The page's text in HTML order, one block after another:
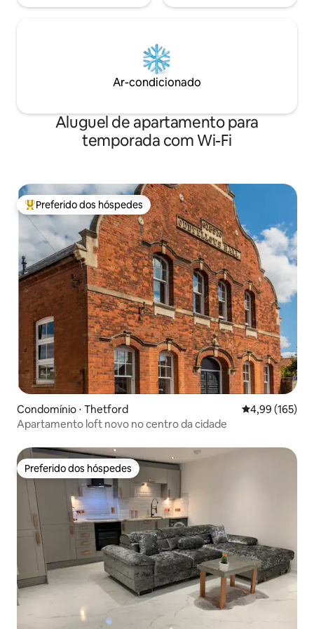
Ar-condicionado
Aluguel de apartamento para
temporada com Wi-Fi
Entre os melhores preferidos dos hóspedes
Preferido dos hóspedes
Condomínio ⋅ Thetford 4,99 de uma
4,99 (165)
Apartamento loft novo no centro da cidade
Preferido dos hóspedes
Preferido dos hóspedes